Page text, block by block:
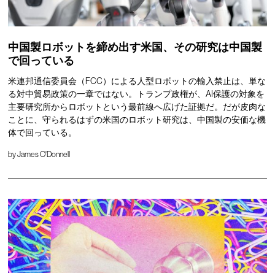
中国製ロボットを締め出す米国、その研究は中国製
で回っている
米連邦通信委員会（FCC）による人型ロボットの輸入禁止は、単な
る対中貿易政策の一章ではない。トランプ政権が、AI保護の対象を
主要研究所からロボットという最前線へ広げた証拠だ。だが皮肉な
ことに、守られるはずの米国のロボット研究は、中国製の安価な機
体で回っている。
byJames O'Donnell